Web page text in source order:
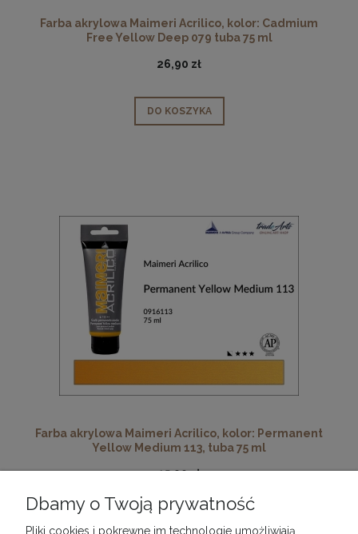
Farba akrylowa Maimeri Acrilico, kolor: Cadmium
Free Yellow Deep 079 tuba 75 ml
26,90 zł
DO KOSZYKA
Farba akrylowa Maimeri Acrilico, kolor: Permanent
Yellow Medium 113, tuba 75 ml
15,90 zł
Dbamy o Twoją prywatność
Pliki cookies i pokrewne im technologie umożliwiają